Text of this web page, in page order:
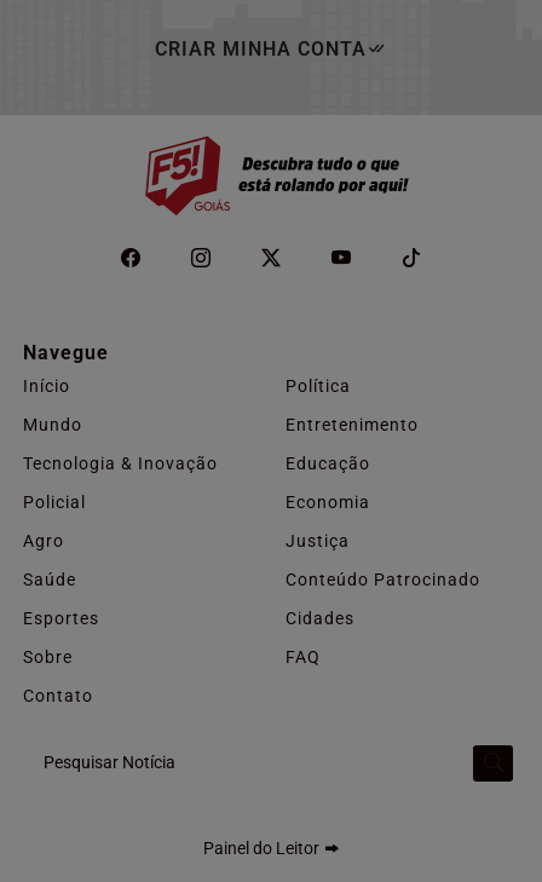
CRIAR MINHA CONTA
Navegue
Início
Política
Mundo
Entretenimento
Tecnologia & Inovação
Educação
Policial
Economia
Agro
Justiça
Saúde
Conteúdo Patrocinado
Esportes
Cidades
Sobre
FAQ
Contato
Pesquisar Notícia
Painel do Leitor